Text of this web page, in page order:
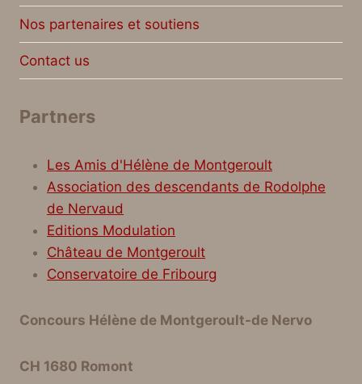
Nos partenaires et soutiens
Contact us
Partners
Les Amis d'Hélène de Montgeroult
Association des descendants de Rodolphe
de Nervaud
Editions Modulation
Château de Montgeroult
Conservatoire de Fribourg
Concours Hélène de Montgeroult-de Nervo
CH 1680 Romont